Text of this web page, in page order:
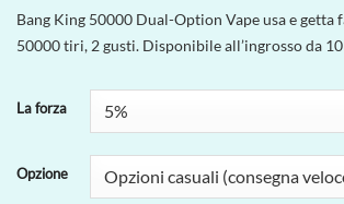
Valutato
su 5 su
base di
3
Bang King 50000 Dual-Option Vape usa e getta
50000 tiri, 2 gusti. Disponibile all’ingrosso da
La forza
Opzione